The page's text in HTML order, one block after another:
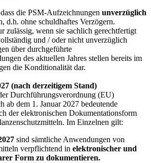
die PSM-Aufzeichnungen unverzüglich
d.h. ohne schuldhaftes Verzögern.
zulässig, wenn sie sachlich gerechtfertigt
und / oder nicht unverzüglich
über durchgeführte
des aktuellen Jahres stellen bereits im
die Konditionalität dar.
(nach derzeitigem Stand)
Durchführungsverordnung (EU)
ab dem 1. Januar 2027 bedeutende
der elektronischen Dokumentationsform
Im Einzelnen gilt:
sind sämtliche Anwendungen von
verpflichtend in elektronischer und
Form zu dokumentieren.